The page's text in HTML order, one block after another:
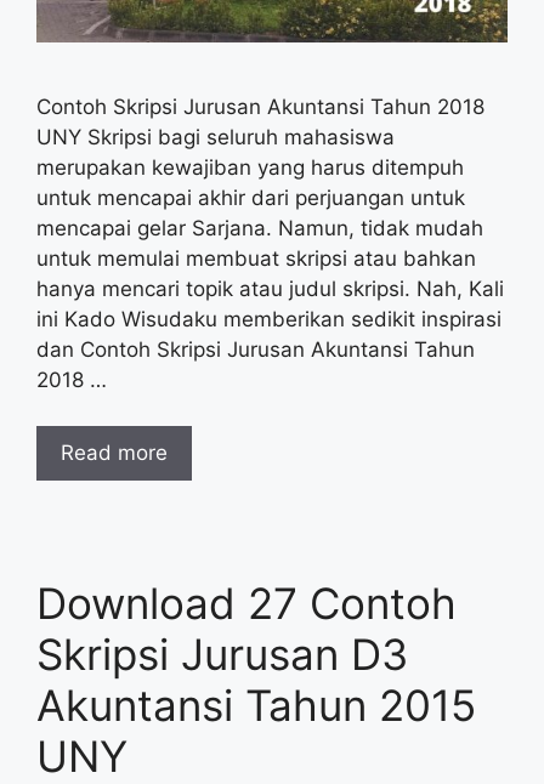
Contoh Skripsi Jurusan Akuntansi Tahun 2018
UNY Skripsi bagi seluruh mahasiswa
merupakan kewajiban yang harus ditempuh
untuk mencapai akhir dari perjuangan untuk
mencapai gelar Sarjana. Namun, tidak mudah
untuk memulai membuat skripsi atau bahkan
hanya mencari topik atau judul skripsi. Nah, Kali
ini Kado Wisudaku memberikan sedikit inspirasi
dan Contoh Skripsi Jurusan Akuntansi Tahun
2018 …
Read more
Download 27 Contoh
Skripsi Jurusan D3
Akuntansi Tahun 2015
UNY